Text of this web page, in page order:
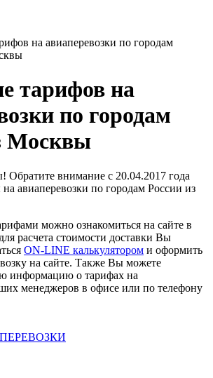
на авиаперевозки по городам
тарифов на
по городам
Москвы
Обратите внимание с 20.04.2017 года
авиаперевозки по городам России из
можно ознакомиться на сайте в
расчета стоимости доставки Вы
ON-LINE калькулятором и оформить
на сайте. Также Вы можете
информацию о тарифах на
менеджеров в офисе или по телефону